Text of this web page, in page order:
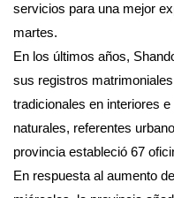
servicios para una mejor
martes.
En los últimos años,
sus registros
tradicionales en interiores
naturales, referentes
provincia estableció 67
En respuesta al aumento